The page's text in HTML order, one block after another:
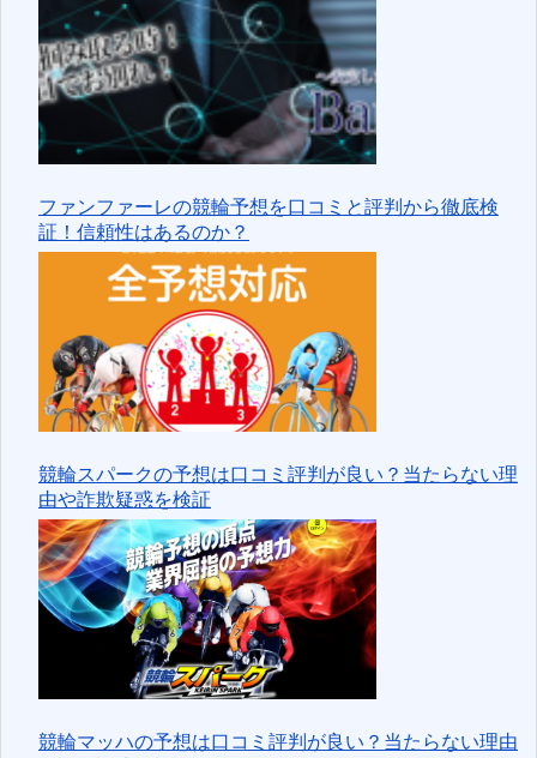
ファンファーレの競輪予想を口コミと評判から徹底検
証！信頼性はあるのか？
競輪スパークの予想は口コミ評判が良い？当たらない理
由や詐欺疑惑を検証
競輪マッハの予想は口コミ評判が良い？当たらない理由